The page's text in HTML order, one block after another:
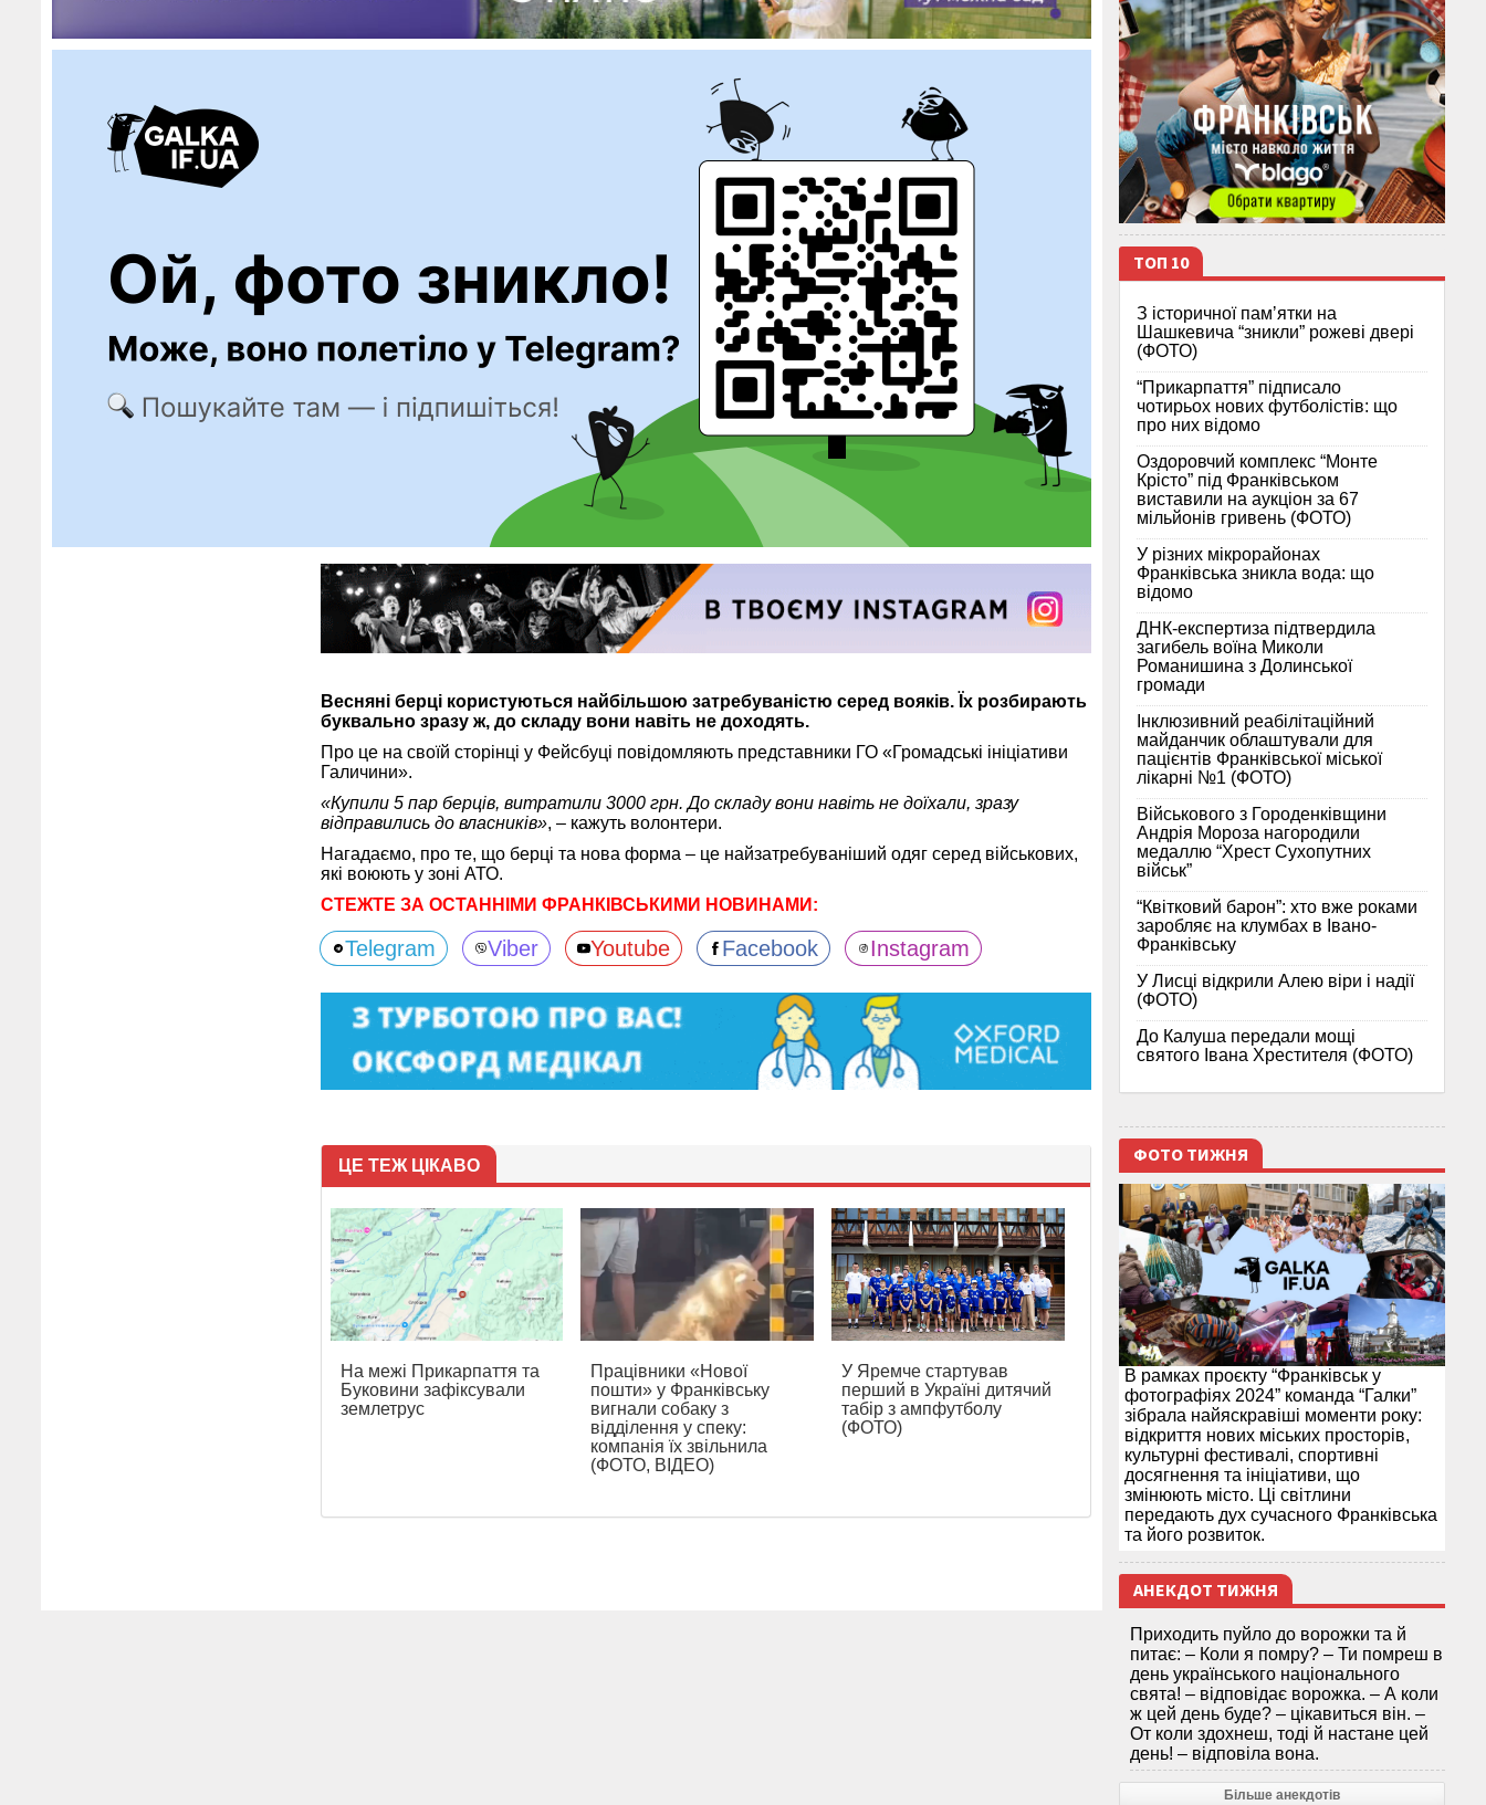
Весняні берці користуються найбільшою затребуваністю серед вояків. Їх розбирають
буквально зразу ж, до складу вони навіть не доходять.
Про це на своїй сторінці у Фейсбуці повідомляють представники ГО «Громадські ініціативи
Галичини».
«Купили 5 пар берців, витратили 3000 грн. До складу вони навіть не доїхали, зразу
відправились до власників», – кажуть волонтери.
Нагадаємо, про те, що берці та нова форма – це найзатребуваніший одяг серед військових,
які воюють у зоні АТО.
СТЕЖТЕ ЗА ОСТАННІМИ ФРАНКІВСЬКИМИ НОВИНАМИ:
Telegram Viber Youtube Facebook Instagram
ЦЕ ТЕЖ ЦІКАВО
На межі Прикарпаття та
Буковини зафіксували
землетрус
Працівники «Нової
пошти» у Франківську
вигнали собаку з
відділення у спеку:
компанія їх звільнила
(ФОТО, ВІДЕО)
У Яремче стартував
перший в Україні дитячий
табір з ампфутболу
(ФОТО)
ТОП 10
З історичної памʼятки на
Шашкевича “зникли” рожеві двері
(ФОТО)
“Прикарпаття” підписало
чотирьох нових футболістів: що
про них відомо
Оздоровчий комплекс “Монте
Крісто” під Франківськом
виставили на аукціон за 67
мільйонів гривень (ФОТО)
У різних мікрорайонах
Франківська зникла вода: що
відомо
ДНК-експертиза підтвердила
загибель воїна Миколи
Романишина з Долинської
громади
Інклюзивний реабілітаційний
майданчик облаштували для
пацієнтів Франківської міської
лікарні №1 (ФОТО)
Військового з Городенківщини
Андрія Мороза нагородили
медаллю “Хрест Сухопутних
військ”
“Квітковий барон”: хто вже роками
заробляє на клумбах в Івано-
Франківську
У Лисці відкрили Алею віри і надії
(ФОТО)
До Калуша передали мощі
святого Івана Хрестителя (ФОТО)
ФОТО ТИЖНЯ
В рамках проєкту “Франківськ у
фотографіях 2024” команда “Галки”
зібрала найяскравіші моменти року:
відкриття нових міських просторів,
культурні фестивалі, спортивні
досягнення та ініціативи, що
змінюють місто. Ці світлини
передають дух сучасного Франківська
та його розвиток.
АНЕКДОТ ТИЖНЯ
Приходить пуйло до ворожки та й
питає: – Коли я помру? – Ти помреш в
день українського національного
свята! – відповідає ворожка. – А коли
ж цей день буде? – цікавиться він. –
От коли здохнеш, тоді й настане цей
день! – відповіла вона.
Більше анекдотів